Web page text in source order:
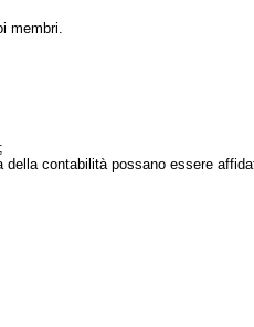
membri.
della contabilità possano essere